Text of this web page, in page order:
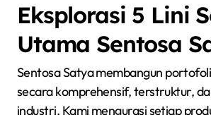
Eksplorasi 5 Lini
Utama Sentosa
Sentosa Satya membangun
secara komprehensif, terstruktur,
industri. Kami mengurasi setiap